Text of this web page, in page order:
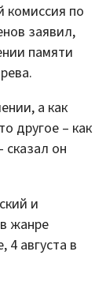
комиссия по
заявил,
памяти
а как
другое – как
он
и
жанре
4 августа в